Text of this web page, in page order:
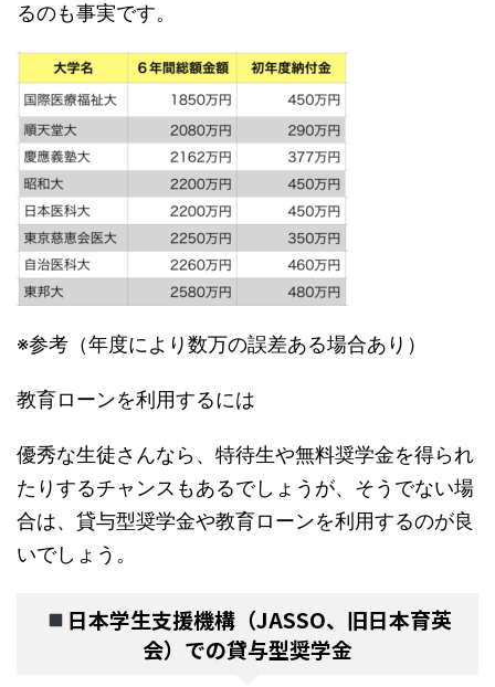
るのも事実です。
※参考（年度により数万の誤差ある場合あり）
教育ローンを利用するには
優秀な生徒さんなら、特待生や無料奨学金を得られ
たりするチャンスもあるでしょうが、そうでない場
合は、貸与型奨学金や教育ローンを利用するのが良
いでしょう。
日本学生支援機構（JASSO、旧日本育英
会）での貸与型奨学金